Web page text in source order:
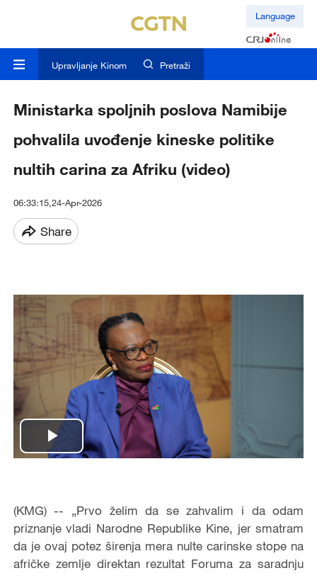
Language
Upravljanje Kinom Pretraži
Ministarka spoljnih poslova Namibije
pohvalila uvođenje kineske politike
nultih carina za Afriku (video)
06:33:15,24-Apr-2026
Share
Play
(KMG) -- „Prvo želim da se zahvalim i da odam
priznanje vladi Narodne Republike Kine, jer smatram
da je ovaj potez širenja mera nulte carinske stope na
afričke zemlje direktan rezultat Foruma za saradnju